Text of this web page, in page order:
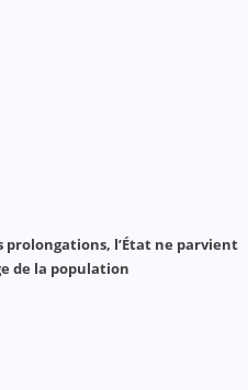
prolongations, l’État ne parvient
de la population